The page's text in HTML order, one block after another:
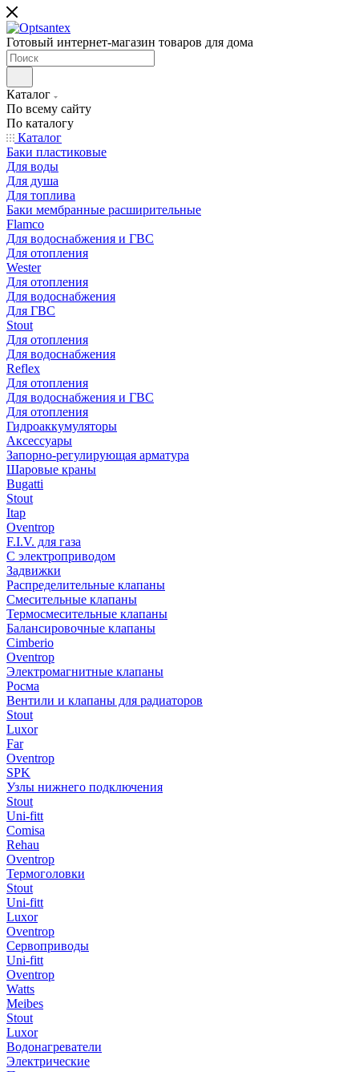
Готовый интернет-магазин товаров для дома
Каталог
По всему сайту
По каталогу
Каталог
Баки пластиковые
Для воды
Для душа
Для топлива
Баки мембранные расширительные
Flamco
Для водоснабжения и ГВС
Для отопления
Wester
Для отопления
Для водоснабжения
Для ГВС
Stout
Для отопления
Для водоснабжения
Reflex
Для отопления
Для водоснабжения и ГВС
Для отопления
Гидроаккумуляторы
Аксессуары
Запорно-регулирующая арматура
Шаровые краны
Bugatti
Stout
Itap
Oventrop
F.I.V. для газа
С электроприводом
Задвижки
Распределительные клапаны
Cмесительные клапаны
Термосмесительные клапаны
Балансировочные клапаны
Cimberio
Oventrop
Электромагнитные клапаны
Росма
Вентили и клапаны для радиаторов
Stout
Luxor
Far
Oventrop
SPK
Узлы нижнего подключения
Stout
Uni-fitt
Comisa
Rehau
Oventrop
Термоголовки
Stout
Uni-fitt
Luxor
Oventrop
Сервоприводы
Uni-fitt
Oventrop
Watts
Meibes
Stout
Luxor
Водонагреватели
Электрические